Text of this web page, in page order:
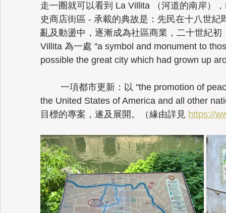
走一圈就可以看到 La Villita （河道的南岸）
史商店街區 - 承載的典故是：先民在十八世
亂及動盪中，逐漸成為社區商業，二十世紀初
Villita 為一處 "a symbol and monument to
possible the great city which had grown up
	一項都市更新：以
"the promotion of
the United States of America and all other
目標的專案，遂及展開。（緣由詳見 https://